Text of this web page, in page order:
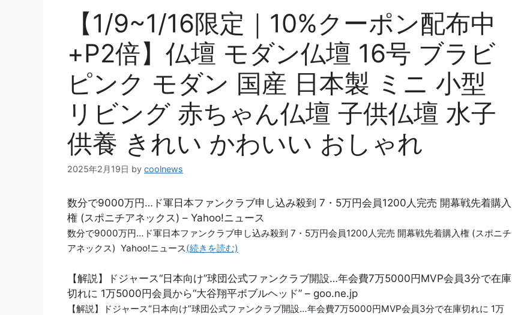
【1/9~1/16限定｜10%クーポン配布中
+P2倍】仏壇 モダン仏壇 16号 ブラビ
ピンク モダン 国産 日本製 ミニ 小型
リビング 赤ちゃん仏壇 子供仏壇 水子
供養 きれい かわいい おしゃれ
2025年2月19日 by coolnews
数分で9000万円…ド軍日本ファンクラブ申し込み殺到 7・5万円会員1200人完売 開幕戦先着購入
権 (スポニチアネックス) – Yahoo!ニュース
数分で9000万円…ド軍日本ファンクラブ申し込み殺到 7・5万円会員1200人完売 開幕戦先着購入権 (スポニチ
アネックス) Yahoo!ニュース(続きを読む)
【解説】ドジャース“日本向け”球団公式ファンクラブ開設…年会費7万5000円MVP会員3分で在庫
切れに 1万5000円会員から“大谷翔平ボブルヘッド” – goo.ne.jp
【解説】ドジャース“日本向け”球団公式ファンクラブ開設…年会費7万5000円MVP会員3分で在庫切れに 1万